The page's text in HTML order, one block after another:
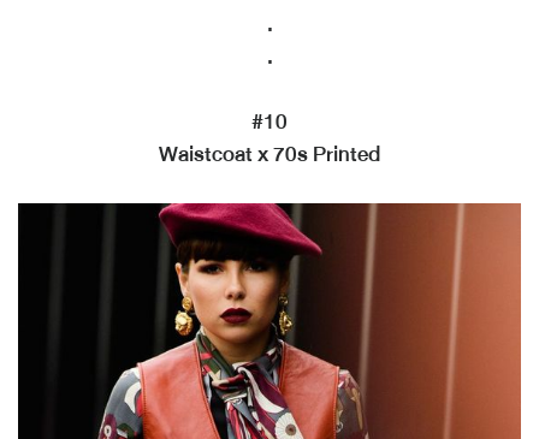
.
.
#10
Waistcoat x 70s Printed